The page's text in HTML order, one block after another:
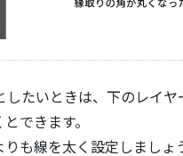
したいときは、下のレイヤ
できます。
も線を太く設定しましょ